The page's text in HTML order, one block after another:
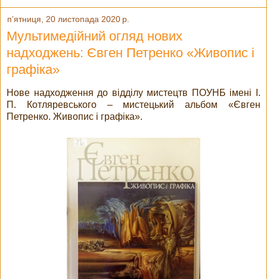
пʼятниця, 20 листопада 2020 р.
Мультимедійний огляд нових
надходжень: Євген Петренко «Живопис і
графіка»
Нове надходження до відділу мистецтв ПОУНБ імені І.
П. Котляревського – мистецький альбом «Євген
Петренко. Живопис і графіка».